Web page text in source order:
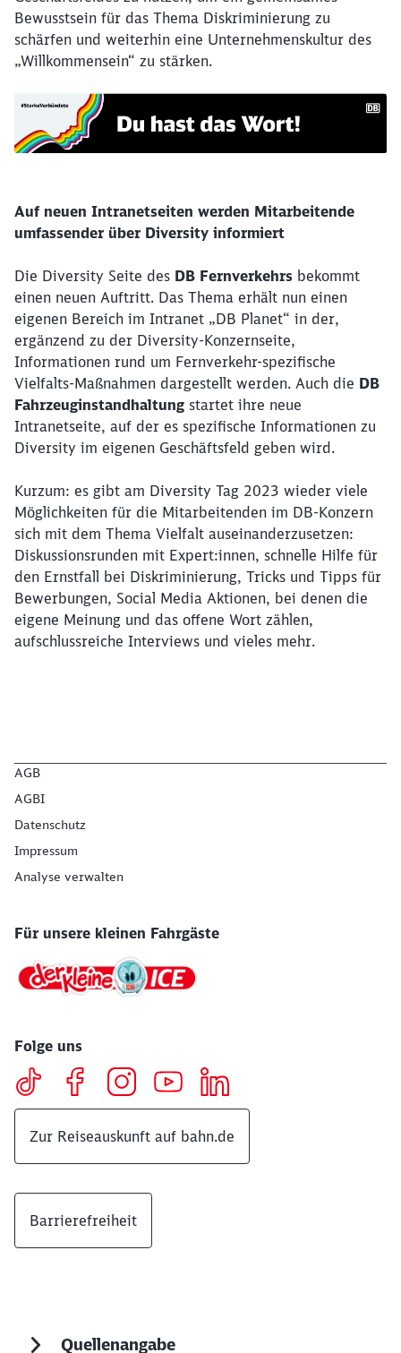
Bewusstsein für das Thema Diskriminierung zu
schärfen und weiterhin eine Unternehmenskultur des
„Willkommensein“ zu stärken.
Auf neuen Intranetseiten werden Mitarbeitende
umfassender über Diversity informiert
Die Diversity Seite des DB Fernverkehrs bekommt
einen neuen Auftritt. Das Thema erhält nun einen
eigenen Bereich im Intranet „DB Planet“ in der,
ergänzend zu der Diversity-Konzernseite,
Informationen rund um Fernverkehr-spezifische
Vielfalts-Maßnahmen dargestellt werden. Auch die DB
Fahrzeuginstandhaltung startet ihre neue
Intranetseite, auf der es spezifische Informationen zu
Diversity im eigenen Geschäftsfeld geben wird.
Kurzum: es gibt am Diversity Tag 2023 wieder viele
Möglichkeiten für die Mitarbeitenden im DB-Konzern
sich mit dem Thema Vielfalt auseinanderzusetzen:
Diskussionsrunden mit Expert:innen, schnelle Hilfe für
den Ernstfall bei Diskriminierung, Tricks und Tipps für
Bewerbungen, Social Media Aktionen, bei denen die
eigene Meinung und das offene Wort zählen,
aufschlussreiche Interviews und vieles mehr.
AGB
AGBI
Datenschutz
Impressum
Analyse verwalten
Für unsere kleinen Fahrgäste
Folge uns
Zur Reiseauskunft auf bahn.de
Barrierefreiheit
Quellenangabe